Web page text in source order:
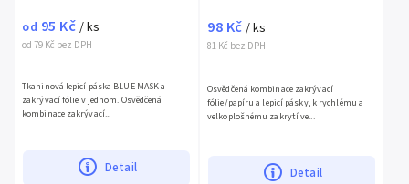
od 79 Kč bez DPH
od 95 Kč / ks
Detail
Tkaninová lepicí páska BLUE MASK a
zakrývací fólie v jednom. Osvědčená
kombinace zakrývací...
81 Kč bez DPH
98 Kč / ks
Detail
Osvědčená kombinace zakrývací
fólie/papíru a lepicí pásky, k rychlému a
velkoplošnému zakrytí ve...